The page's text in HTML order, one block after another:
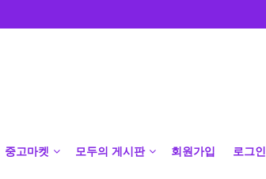
중고마켓 모두의 게시판 회원가입 로그인